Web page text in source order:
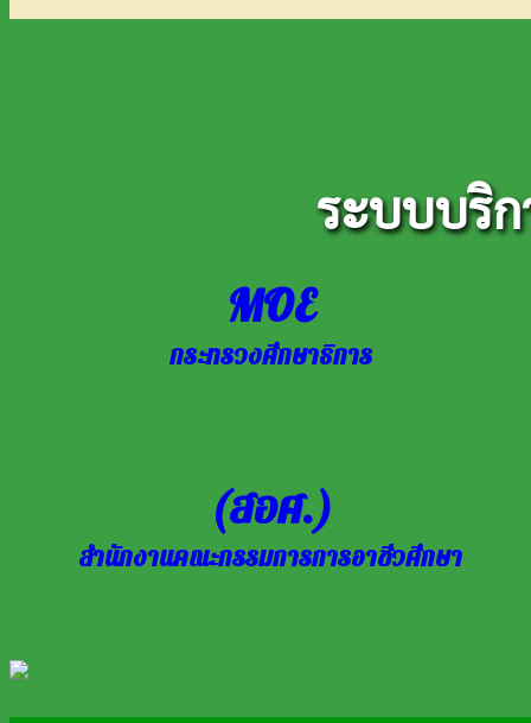
ระบบบริ
MOE
กระทรวงศึกษาธิการ
(สอศ.)
สำนักงานคณะกรรมการการอาชีวศึกษา